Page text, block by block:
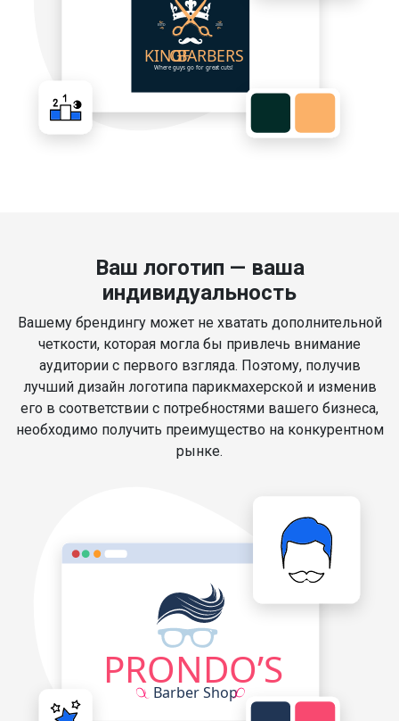
Ваш логотип — ваша
индивидуальность
Вашему брендингу может не хватать дополнительной
четкости, которая могла бы привлечь внимание
аудитории с первого взгляда. Поэтому, получив
лучший дизайн логотипа парикмахерской и изменив
его в соответствии с потребностями вашего бизнеса,
необходимо получить преимущество на конкурентном
рынке.